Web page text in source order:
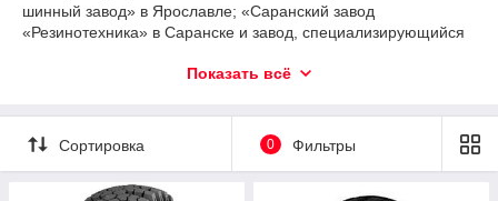
шинный завод» в Ярославле; «Саранский завод
«Резинотехника» в Саранске и завод, специализирующийся
Волжский» в Волгоградской области. Также компания
Омскшина» - СП ЗАО «СП Матадор-Омскшина» (совместное
предприятие компаний «СИБУР - Русские шины» и
Continental Matador Rubber ). Холдинг «СИБУР - Русские
Показать всё
Сортировка 0 Фильтры